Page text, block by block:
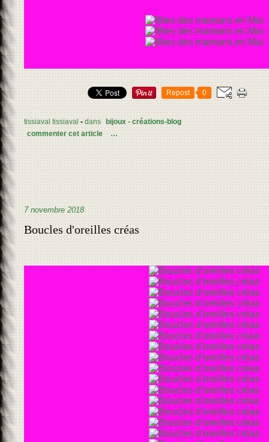
Repost 0
tissiaval tissiaval - dans bijoux - créations-blog
commenter cet article
…
7 novembre 2018
Boucles d'oreilles créas